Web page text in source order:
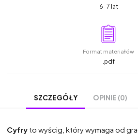
6-7 lat
Format materiałów
.pdf
SZCZEGÓŁY OPINIE (0)
Cyfry to wyścig, który wymaga od